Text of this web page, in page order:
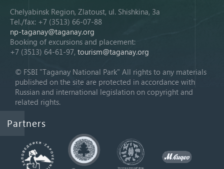
Chelyabinsk Region, Zlatoust, ul. Shishkina, 3a
Tel./fax: +7 (3513) 66-07-88
np-taganay@taganay.org
Booking of excursions and placement:
+7 (3513) 64-61-97, tourism@taganay.org
© FSBI "Taganay National Park" All rights to any materials
published on the site are protected in accordance with
Russian and international legislation on copyright and
related rights.
Partners